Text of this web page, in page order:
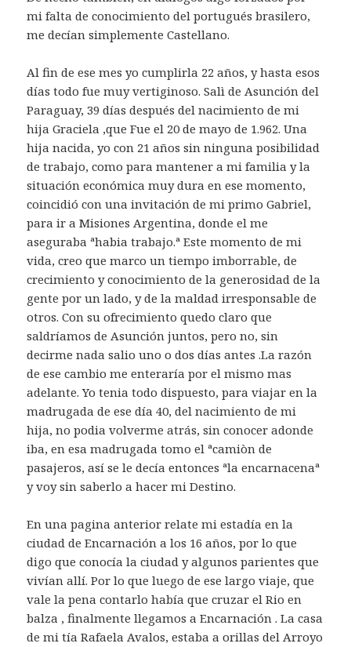
mi falta de conocimiento del portugués brasilero,
me decían simplemente Castellano.
Al fin de ese mes yo cumplirla 22 años, y hasta esos
días todo fue muy vertiginoso. Salì de Asunción del
Paraguay, 39 días después del nacimiento de mi
hija Graciela ,que Fue el 20 de mayo de 1.962. Una
hija nacida, yo con 21 años sin ninguna posibilidad
de trabajo, como para mantener a mi familia y la
situación económica muy dura en ese momento,
coincidió con una invitación de mi primo Gabriel,
para ir a Misiones Argentina, donde el me
aseguraba ªhabia trabajo.ª Este momento de mi
vida, creo que marco un tiempo imborrable, de
crecimiento y conocimiento de la generosidad de la
gente por un lado, y de la maldad irresponsable de
otros. Con su ofrecimiento quedo claro que
saldríamos de Asunción juntos, pero no, sin
decirme nada salio uno o dos días antes .La razón
de ese cambio me enteraría por el mismo mas
adelante. Yo tenia todo dispuesto, para viajar en la
madrugada de ese día 40, del nacimiento de mi
hija, no podia volverme atrás, sin conocer adonde
iba, en esa madrugada tomo el ªcamiòn de
pasajeros, así se le decía entonces ªla encarnacenaª
y voy sin saberlo a hacer mi Destino.
En una pagina anterior relate mi estadía en la
ciudad de Encarnación a los 16 años, por lo que
digo que conocía la ciudad y algunos parientes que
vivían allí. Por lo que luego de ese largo viaje, que
vale la pena contarlo había que cruzar el Rio en
balza , finalmente llegamos a Encarnación . La casa
de mi tía Rafaela Avalos, estaba a orillas del Arroyo